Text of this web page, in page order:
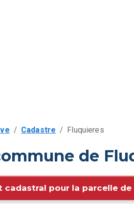
/ Cadastre / Fluquieres
de
pour la parcelle de